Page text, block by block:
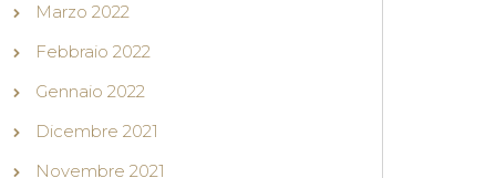
Marzo 2022
Febbraio 2022
Gennaio 2022
Dicembre 2021
Novembre 2021